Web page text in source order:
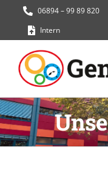
Inhalt
springen
06894 – 99 89 820
Intern
GemS